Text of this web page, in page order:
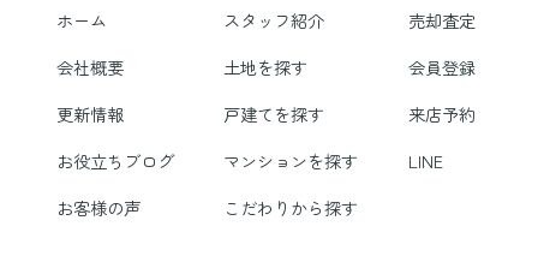
ホーム スタッフ紹介
売却査定
会社概要
土地を探す
会員登録
更新情報
戸建てを探す
来店予約
お役立ちブログ
マンションを探す
LINE
お客様の声
こだわりから探す